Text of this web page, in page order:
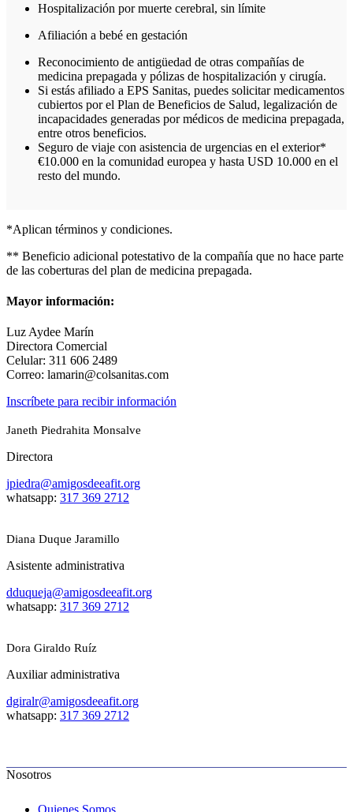
Hospitalización por muerte cerebral, sin límite
Afiliación a bebé en gestación
Reconocimiento de antigüedad de otras compañías de
medicina prepagada y pólizas de hospitalización y cirugía.
Si estás afiliado a EPS Sanitas, puedes solicitar medicamentos
cubiertos por el Plan de Beneficios de Salud, legalización de
incapacidades generadas por médicos de medicina prepagada,
entre otros beneficios.
Seguro de viaje con asistencia de urgencias en el exterior*
€10.000 en la comunidad europea y hasta USD 10.000 en el
resto del mundo.
*Aplican términos y condiciones.
** Beneficio adicional potestativo de la compañía que no hace parte
de las coberturas del plan de medicina prepagada.
Mayor información:
Luz Aydee Marín
Directora Comercial
Celular: 311 606 2489
Correo: lamarin@colsanitas.com
Inscríbete para recibir información
Janeth Piedrahita Monsalve
Directora
jpiedra@amigosdeeafit.org
whatsapp: 317 369 2712
Diana Duque Jaramillo
Asistente administrativa
dduqueja@amigosdeeafit.org
whatsapp: 317 369 2712
Dora Giraldo Ruíz
Auxiliar administrativa
dgiralr@amigosdeeafit.org
whatsapp: 317 369 2712
Nosotros